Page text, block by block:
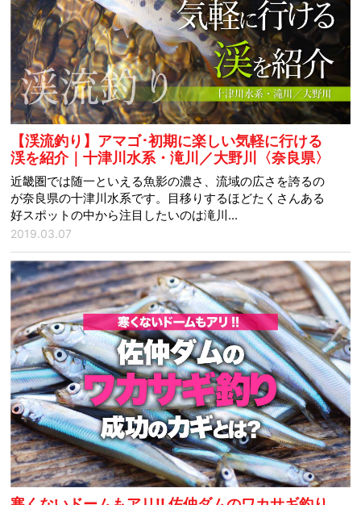
【渓流釣り】アマゴ･初期に楽しい気軽に行ける
渓を紹介｜十津川水系・滝川／大野川〈奈良県〉
近畿圏では随一といえる魚影の濃さ、流域の広さを誇るの
が奈良県の十津川水系です。目移りするほどたくさんある
好スポットの中から注目したいのは滝川...
2019.03.07